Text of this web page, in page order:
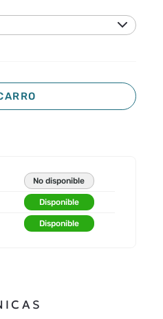
No disponible
Disponible
Disponible